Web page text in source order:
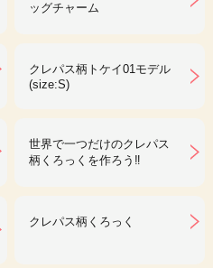
ッグチャーム
クレパス柄トケイ01モデル
(size:S)
世界で一つだけのクレパス
柄くろっくを作ろう‼︎
クレパス柄くろっく